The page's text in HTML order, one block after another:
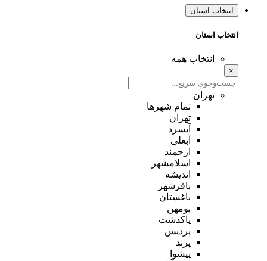
انتخاب استان
انتخاب استان
انتخاب همه
×
تهران
تمام شهر‌ها
تهران
آبسرد
آبعلی
ارجمند
اسلامشهر
اندیشه
باقرشهر
باغستان
بومهن
پاکدشت
پردیس
پرند
پیشوا